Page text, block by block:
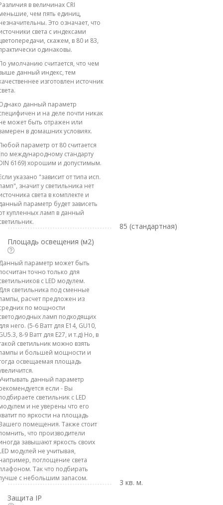
в величинах CRI
чем пять единиц,
Это означает, что
света с индексами
скажем, в 80 и 83,
одинаковы.
умолчанию считается, что чем
данный индекс, тем
изготовлен источник
данный параметр
и на деле почти никак
может быть отражен или
в домашних условиях.
параметр от 80 считается
международному стандарту
6169) хорошим и допустимым.
указано "зависит от типа исп.
значит у светильника нет
света в комплекте и
параметр будет зависеть
купленных ламп в данный
85 (стандартная)
Площадь освещения (м2)
параметр может быть
точно только для
с LED модулем.
светильника под сменные
расчет предложен из
по мощности
ламп подходящих
него. (5-6 Ватт для E14, GU10,
8-9 Ватт для E27, и т.д) Но, в
светильник можно взять
и большей мощности и
освещаемая площадь
данный параметр
если - Вы
светильник с LED
и не уверены что его
по яркости на площадь
помещения. Также стоит
что производители
завышают яркость своих
модулей не учитывая,
поглощение света
Так что подбирать
с небольшим запасом.
3 кв. м.
Защита IP